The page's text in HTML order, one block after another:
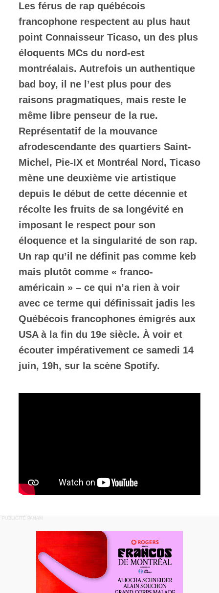
Les férus de rap québécois
francophone respectent au plus haut
point Connaisseur Ticaso, un des plus
éloquents MCs du nord-est
montréalais. Autrefois un authentique
bad boy, il ne l’est plus pour des
raisons pragmatiques, mais reste le
même libre penseur de la rue.
Représentatif de la mouvance
afrodescendante des quartiers Saint-
Michel, Pie-IX et Montréal Nord, Ticaso
mène une deuxième vie artistique
depuis le début de cette décennie et
récolte les fruits de sa longévité en
imposant le respect pour son
éloquence et la singularité de son rap.
Un rap qu’il ne définit pas comme keb
mais plutôt comme « franco-
américain » – ce qui n’a rien à voir
avec ce terme qui définissait jadis les
Québécois francophones émigrés aux
USA à la fin du 19e siècle. À voir et
écouter impérativement ce samedi 14
juin, 19h, sur la scène Spotify.
PUBLICITÉ PANAM